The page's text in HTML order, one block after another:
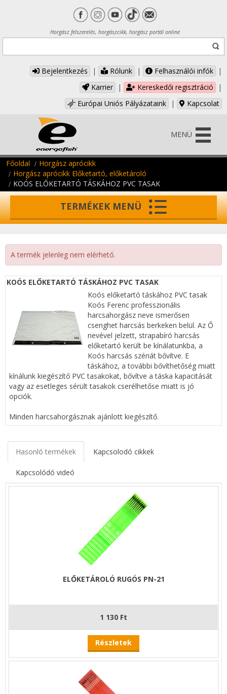
Horgász felszerelés, horgászcikk, horgász portál online
Bejelentkezés | Rólunk | Felhasználói infók
|
Karrier
| Kereskedői regisztráció
|
Európai Uniós Pályázataink
| Kapcsolat
MENÜ
Főoldal
Horgász aprócikk
Horgász aprócikk Előketartó, előketároló
KOÓS ELŐKETARTÓ TÁSKÁHOZ PVC TASAK
TERMÉKEK MENÜ
A termék jelenleg nem elérhető.
KOÓS ELŐKETARTÓ TÁSKÁHOZ PVC TASAK
Koós előketartó táskához PVC tasak
Koós Ferenc professzionális
harcsahorgász neve ismerősen
csenghet harcsás berkeken belül. Az Ő
nevével jelzett, strapabíró harcsás
előketartó került be kínálatunkba, a
Koós harcsás szériát bővítve. E
táskához, a további bővíthetőség miatt
kínálunk kiegészítő PVC tasakokat, bővítve a táska kapacitását
vagy az esetleges sérült tasakok cserélhetőse miatt is jó
opciók.
Minden harcsahorgásznak ajánlott kiegészítő.
Hasonló termékek Kapcsolodó cikkek
Kapcsolódó videó
ELŐKETÁROLÓ RUGÓS PN-21
1 130 Ft
Részletek